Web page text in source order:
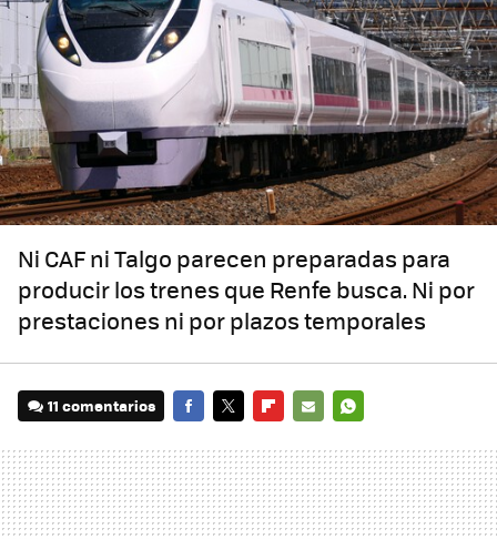
Ni CAF ni Talgo parecen preparadas para
producir los trenes que Renfe busca. Ni por
prestaciones ni por plazos temporales
11 comentarios
MAIL